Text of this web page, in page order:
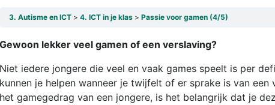
3. Autisme en ICT 4. ICT in je klas Passie voor gamen (4/5)
Gewoon lekker veel gamen of een verslaving?
Niet iedere jongere die veel en vaak games speelt is per
kunnen je helpen wanneer je twijfelt of er sprake is van
het gamegedrag van een jongere, is het belangrijk dat je